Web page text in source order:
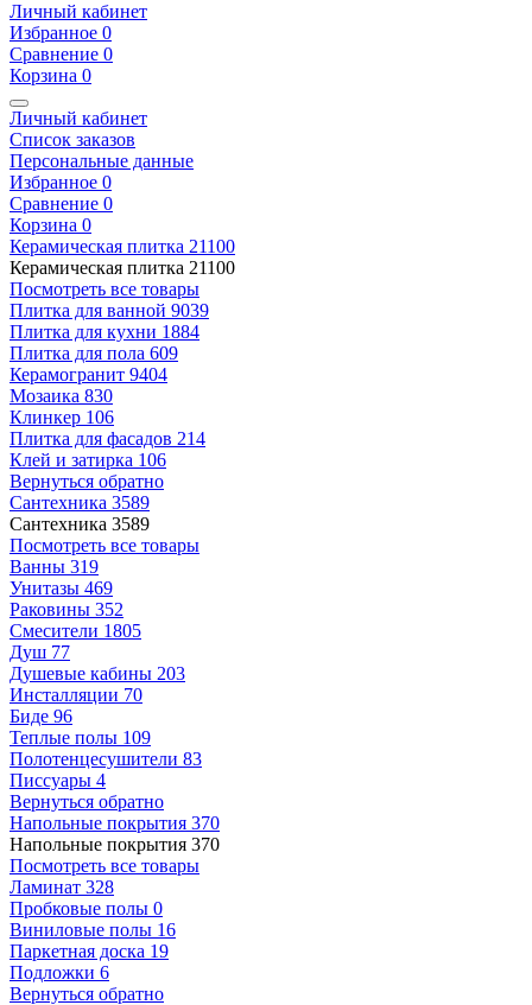
Личный кабинет
Избранное 0
Сравнение 0
Корзина 0
Личный кабинет
Список заказов
Персональные данные
Избранное 0
Сравнение 0
Корзина 0
Керамическая плитка 21100
Керамическая плитка 21100
Посмотреть все товары
Плитка для ванной 9039
Плитка для кухни 1884
Плитка для пола 609
Керамогранит 9404
Мозаика 830
Клинкер 106
Плитка для фасадов 214
Клей и затирка 106
Вернуться обратно
Сантехника 3589
Сантехника 3589
Посмотреть все товары
Ванны 319
Унитазы 469
Раковины 352
Смесители 1805
Душ 77
Душевые кабины 203
Инсталляции 70
Биде 96
Теплые полы 109
Полотенцесушители 83
Писсуары 4
Вернуться обратно
Напольные покрытия 370
Напольные покрытия 370
Посмотреть все товары
Ламинат 328
Пробковые полы 0
Виниловые полы 16
Паркетная доска 19
Подложки 6
Вернуться обратно